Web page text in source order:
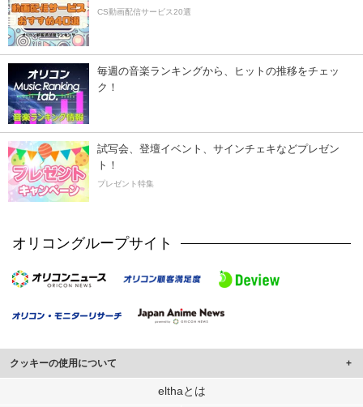
CS動画配信サービス20選
毎週の音楽ランキングから、ヒットの推移をチェッ
ク！
試写会、登壇イベント、サインチェキなどプレゼン
ト！
プレゼント特集
オリコングループサイト
クッキーの使用について
このサイトでは Cookie を使用して、ユーザーに合わせたコンテンツや広告の
elthaとは